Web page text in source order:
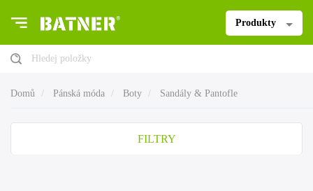
Produkty
Hledej položky
Domů Pánská móda Boty Sandály & Pantofle
FILTRY